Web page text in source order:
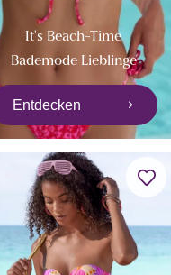
It's Beach-Time
Bademode Lieblinge
Entdecken